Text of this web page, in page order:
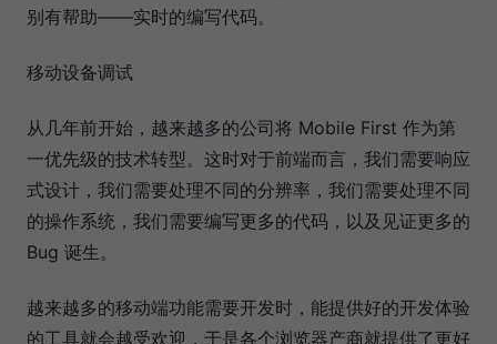
别有帮助——实时的编写代码。
移动设备调试
从几年前开始，越来越多的公司将 Mobile First 作为第
一优先级的技术转型。这时对于前端而言，我们需要响应
式设计，我们需要处理不同的分辨率，我们需要处理不同
的操作系统，我们需要编写更多的代码，以及见证更多的
Bug 诞生。
越来越多的移动端功能需要开发时，能提供好的开发体验
的工具就会越受欢迎，于是各个浏览器产商就提供了更好